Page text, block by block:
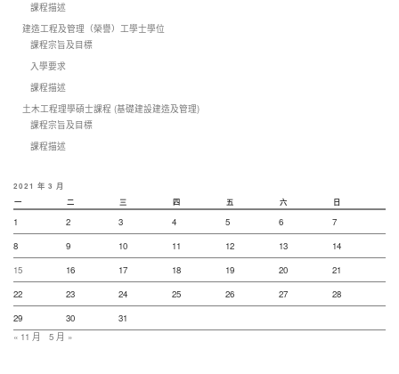
課程描述
建造工程及管理（榮譽）工學士學位
課程宗旨及目標
入學要求
課程描述
土木工程理學碩士課程 (基礎建設建造及管理)
課程宗旨及目標
課程描述
2021 年 3 月
一 二 三 四 五 六 日
1 2 3 4 5 6
7
8
9 10 11 12 13
14
15
16 17 18 19 20
21
22
23 24 25 26 27
28
29
30
31
« 11 月
5 月 »